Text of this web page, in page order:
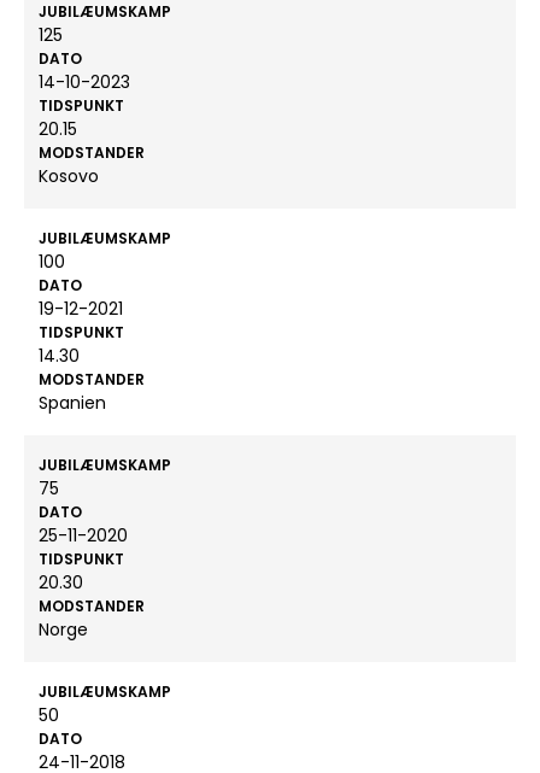
JUBILÆUMSKAMP
125
DATO
14-10-2023
TIDSPUNKT
20.15
MODSTANDER
Kosovo
JUBILÆUMSKAMP
100
DATO
19-12-2021
TIDSPUNKT
14.30
MODSTANDER
Spanien
JUBILÆUMSKAMP
75
DATO
25-11-2020
TIDSPUNKT
20.30
MODSTANDER
Norge
JUBILÆUMSKAMP
50
DATO
24-11-2018